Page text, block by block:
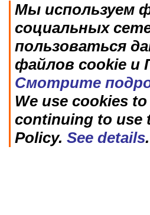
Мы используем
социальных
пользоваться
файлов cookie и
Смотрите
We use cookies
continuing to use
Policy. See details.